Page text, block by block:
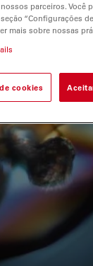
parceiros. Você
“Configurações
mais sobre nossas
cookies